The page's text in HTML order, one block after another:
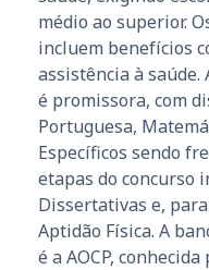
médio ao superior.
incluem benefícios
assistência à
é promissora, com
Portuguesa,
Específicos sendo
etapas do concurso
Dissertativas e,
Aptidão Física. A
é a AOCP,